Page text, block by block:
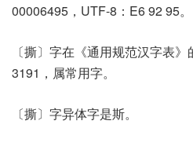
00006495，UTF-8：E6 92 95。
〔撕〕字在《通用规范汉字表
3191，属常用字。
〔撕〕字异体字是斯。